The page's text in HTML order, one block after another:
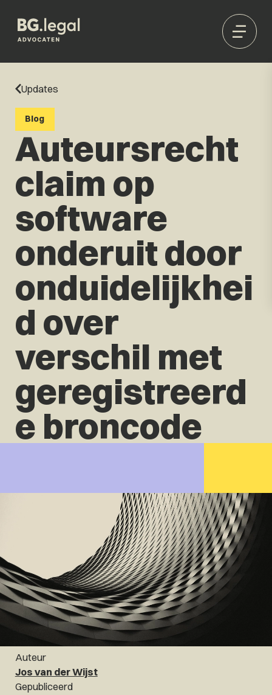
Updates
Blog
Auteursrecht
claim op
software
onderuit door
onduidelijkhei
d over
verschil met
geregistreerd
e broncode
Auteur
Jos van der Wijst
Gepubliceerd